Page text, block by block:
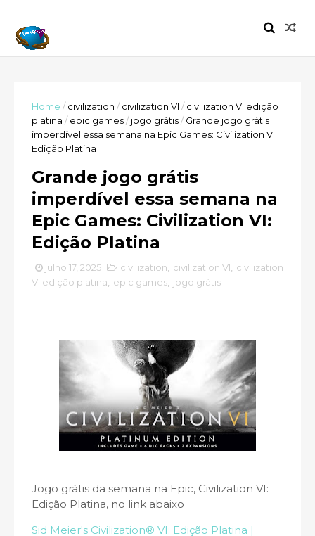
Home / civilization / civilization VI / civilization VI edição
platina / epic games/ jogo grátis/ Grande jogo grátis
imperdível essa semana na Epic Games: Civilization VI:
Edição Platina
Grande jogo grátis
imperdível essa semana na
Epic Games: Civilization VI:
Edição Platina
julho 17, 2025 civilization civilization VI
civilization
VI edição platina
epic games jogo grátis
Jogo grátis da semana na Epic, Civilization VI:
Edição Platina, no link abaixo
Sid Meier's Civilization® VI: Edição Platina |